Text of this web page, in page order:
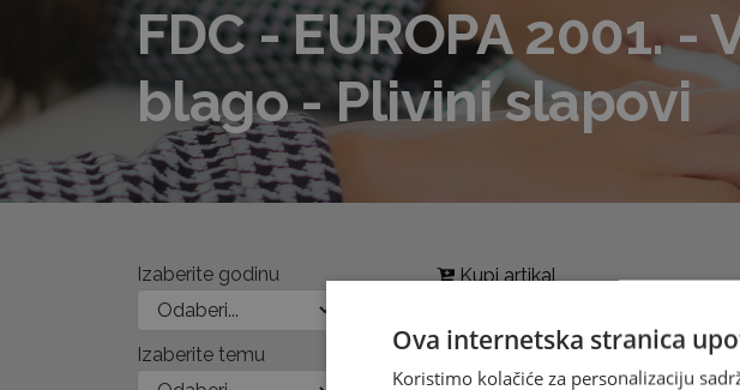
FDC - EUROPA 2001.
blago - Plivini slapovi
Izaberite godinu
Izaberite temu
Kupi artikal
Ova internetska stranica
Koristimo kolačiće za personalizaciju